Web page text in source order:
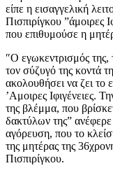
είπε η εισαγγελική
Πισπιρίγκου ”άμοιρες
που επιθυμούσε η
″Ο εγωκεντρισμός της,
τον σύζυγό της κοντά
ακολουθήσει να ζει το
’Αμοιρες Ιφιγένειες.
της βλέμμα, που
δακτύλων της”
αγόρευση, που το
της μητέρας της
Πισπιρίγκου.